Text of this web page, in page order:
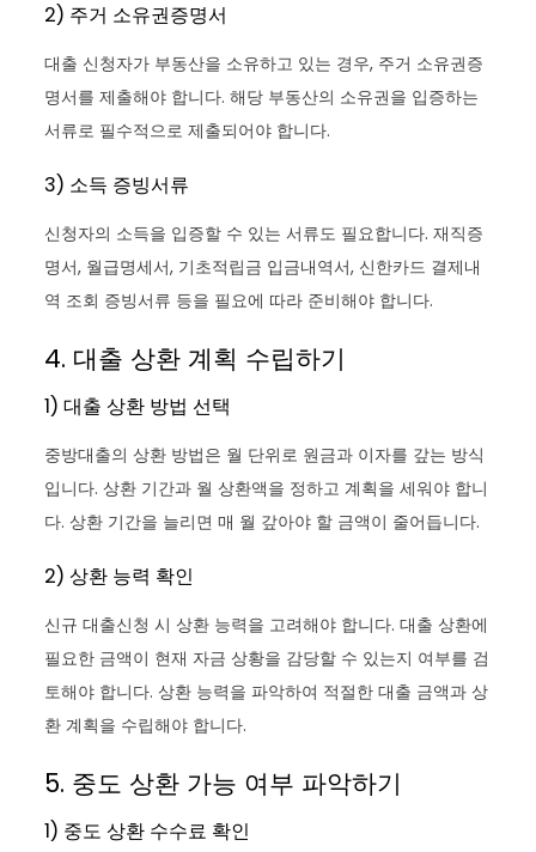
2) 주거 소유권증명서
대출 신청자가 부동산을 소유하고 있는 경우, 주거 소유권증
명서를 제출해야 합니다. 해당 부동산의 소유권을 입증하는
서류로 필수적으로 제출되어야 합니다.
3) 소득 증빙서류
신청자의 소득을 입증할 수 있는 서류도 필요합니다. 재직증
명서, 월급명세서, 기초적립금 입금내역서, 신한카드 결제내
역 조회 증빙서류 등을 필요에 따라 준비해야 합니다.
4. 대출 상환 계획 수립하기
1) 대출 상환 방법 선택
중방대출의 상환 방법은 월 단위로 원금과 이자를 갚는 방식
입니다. 상환 기간과 월 상환액을 정하고 계획을 세워야 합니
다. 상환 기간을 늘리면 매 월 갚아야 할 금액이 줄어듭니다.
2) 상환 능력 확인
신규 대출신청 시 상환 능력을 고려해야 합니다. 대출 상환에
필요한 금액이 현재 자금 상황을 감당할 수 있는지 여부를 검
토해야 합니다. 상환 능력을 파악하여 적절한 대출 금액과 상
환 계획을 수립해야 합니다.
5. 중도 상환 가능 여부 파악하기
1) 중도 상환 수수료 확인